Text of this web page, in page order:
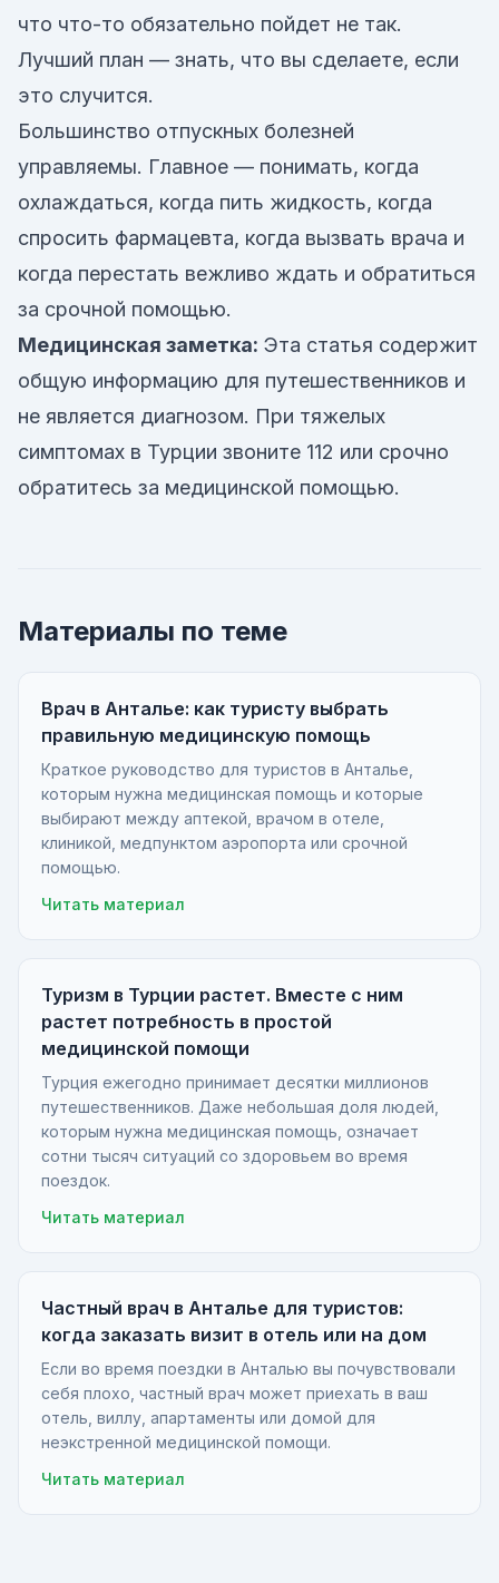
что что-то обязательно пойдет не так.
Лучший план — знать, что вы сделаете, если
это случится.
Большинство отпускных болезней
управляемы. Главное — понимать, когда
охлаждаться, когда пить жидкость, когда
спросить фармацевта, когда вызвать врача и
когда перестать вежливо ждать и обратиться
за срочной помощью.
Медицинская заметка: Эта статья содержит
общую информацию для путешественников и
не является диагнозом. При тяжелых
симптомах в Турции звоните 112 или срочно
обратитесь за медицинской помощью.
Материалы по теме
Врач в Анталье: как туристу выбрать
правильную медицинскую помощь
Краткое руководство для туристов в Анталье,
которым нужна медицинская помощь и которые
выбирают между аптекой, врачом в отеле,
клиникой, медпунктом аэропорта или срочной
помощью.
Читать материал
Туризм в Турции растет. Вместе с ним
растет потребность в простой
медицинской помощи
Турция ежегодно принимает десятки миллионов
путешественников. Даже небольшая доля людей,
которым нужна медицинская помощь, означает
сотни тысяч ситуаций со здоровьем во время
поездок.
Читать материал
Частный врач в Анталье для туристов:
когда заказать визит в отель или на дом
Если во время поездки в Анталью вы почувствовали
себя плохо, частный врач может приехать в ваш
отель, виллу, апартаменты или домой для
неэкстренной медицинской помощи.
Читать материал